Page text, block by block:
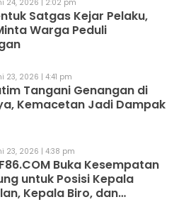
24, 2026 | 2:02 pm
Satgas Kejar Pelaku,
Warga Peduli
23, 2026 | 4:41 pm
Tangani Genangan di
Kemacetan Jadi Dampak
23, 2026 | 4:38 pm
Buka Kesempatan
untuk Posisi Kepala
Kepala Biro, dan